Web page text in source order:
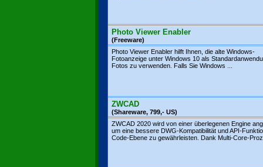
Photo Viewer Enabler
(Freeware)
Photo Viewer Enabler hilft Ihnen, die alte Windows-
Fotoanzeige unter Windows 10 als
Fotos zu verwenden. Falls Sie Windows ...
ZWCAD
(Shareware, 799,- US)
ZWCAD 2020 wird von einer überlegenen Engine
um eine bessere DWG-Kompatibilität und API-
Code-Ebene zu gewährleisten. Dank Multi-Core-